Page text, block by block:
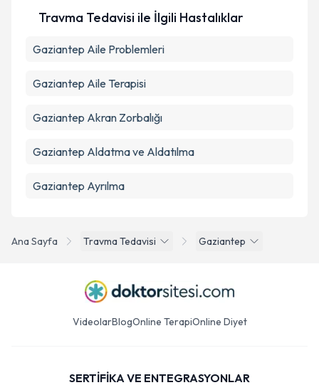
Ana Sayfa Travma Tedavisi Gaziantep
Travma Tedavisi ile İlgili Hastalıklar
Gaziantep Aile Problemleri
Gaziantep Aile Terapisi
Gaziantep Akran Zorbalığı
Gaziantep Aldatma ve Aldatılma
Gaziantep Ayrılma
VideolarBlogOnline TerapiOnline Diyet
SERTİFİKA VE ENTEGRASYONLAR